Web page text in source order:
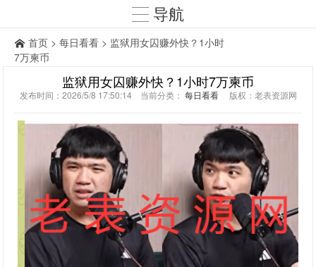
导航
首页 > 每日看看 > 监狱用女囚赚外快？1小时
7万柬币
监狱用女囚赚外快？1小时7万柬币
发布时间：2026/5/8 17:50:14 当前分类： 每日看看版权：老表资源网